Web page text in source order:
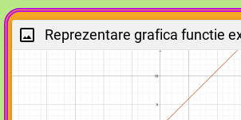
Reprezentare grafica functie